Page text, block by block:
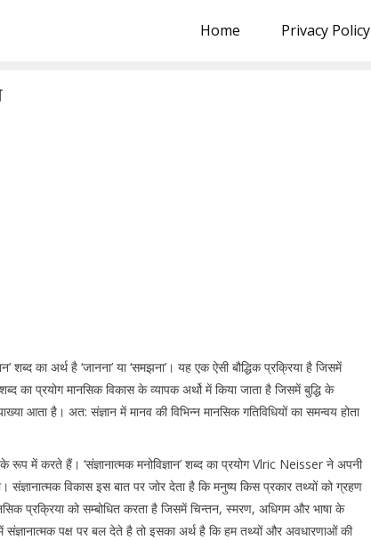
Home Privacy Policy
शब्द का अर्थ है ‘जानना’ या ‘समझना’। यह एक ऐसी बौद्धिक प्रक्रिया है जिसमें
शब्द का प्रयोग मानसिक विकास के व्यापक अर्थो में किया जाता है जिसमें बुद्धि के
आता है। अत: संज्ञान में मानव की विभिन्न मानसिक गतिविधियों का समन्वय होता
के रूप में करते हैं। ‘संज्ञानात्मक मनोविज्ञान’ शब्द का प्रयोग Vlric Neisser ने अपनी
संज्ञानात्मक विकास इस बात पर जोर देता है कि मनुष्य किस प्रकार तथ्यों को ग्रहण
प्रक्रिया को सम्बोधित करता है जिसमें चिन्तन, स्मरण, अधिगम और भाषा के
संज्ञानात्मक पक्ष पर बल देते है तो इसका अर्थ है कि हम तथ्यों और अवधारणाओं की